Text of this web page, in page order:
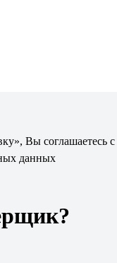
Вы соглашаетесь с
данных